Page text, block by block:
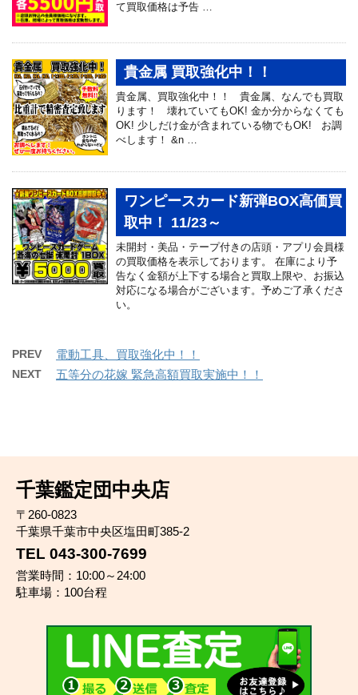
て買取価格は予告 …
貴金属 買取強化中！！
貴金属、買取強化中！！ 貴金属、なんでも買取
ります！ 壊れていてもOK! 金か分からなくても
OK! 少しだけ金が含まれている物でもOK! お調
べします！ &n …
ワンピースカード新弾BOX高価買
取中！ 11/23～
未開封・美品・テープ付きの店頭・アプリ会員様
の買取価格を表示しております。 在庫により予
告なく金額が上下する場合と買取上限や、お振込
対応になる場合がございます。予めご了承くださ
い。
PREV 電動工具、買取強化中！！
NEXT 五等分の花嫁 緊急高額買取実施中！！
千葉鑑定団中央店
〒260-0823
千葉県千葉市中央区塩田町385-2
TEL 043-300-7699
営業時間：10:00～24:00
駐車場：100台程